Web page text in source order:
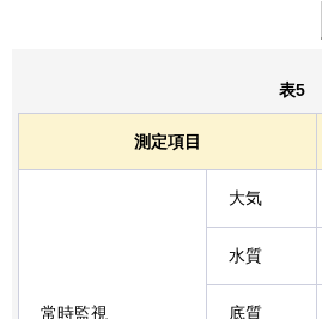
表5
測定項目
常時監視
大気
水質
底質